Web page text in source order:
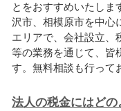
とをおすすめいたしま
沢市、相模原市を中心
エリアで、会社設立、
等の業務を通じて、皆
す。無料相談も行って
法人の税金にはど